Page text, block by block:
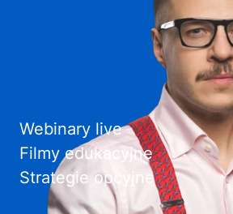
Webinary live
Filmy edukacyjne
Strategie opcyjne